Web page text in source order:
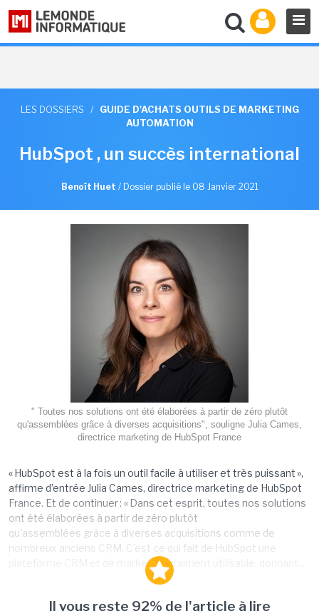
LES DOSSIERS /
GUIDE D'ACHATS OUTILS DE MARKETING
AUTOMATION
HubSpot , un succès international
Benoît Huet / Dossier publié le 08 Janvier 2021
" Toutes nos solutions ont été élaborées à partir de zéro plutôt
qu'assemblées grâce à diverses acquisitions", souligne Julia Cames,
directrice marketing de HubSpot France
« HubSpot est à la fois un outil facile à utiliser et très puissant »,
affirme d’entrée Julia Cames, directrice marketing de HubSpot
France. Et de continuer : « Dans cet esprit, toutes nos solutions
ont été élaborées à partir de zéro plutôt
qu'assemblées grâce à diverses acquisitions comme de
nombreux anciens CRM. C'est ce qui fait de HubSpot une
plateforme CRM et de marketing vraiment utilisable, donnant...
Il vous reste 92% de l'article à lire